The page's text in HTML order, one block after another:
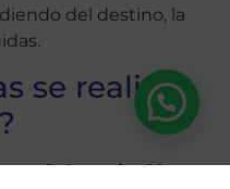
del destino, la
se realizan
españoly eninglés,